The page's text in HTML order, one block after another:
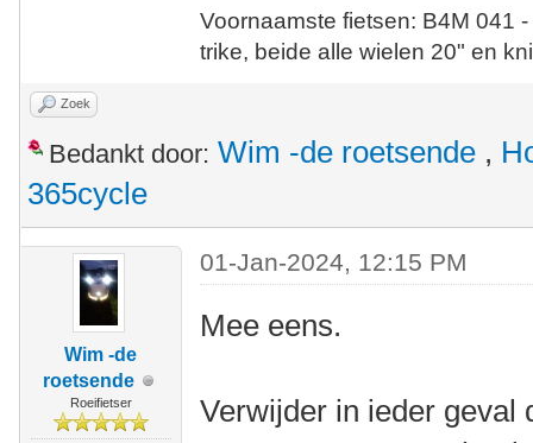
Voornaamste fietsen: B4M
trike, beide alle wielen 20" en
Zoek
Bedankt door: Wim -de roetsende ,
365cycle
Wim -de
roetsende
Roeifietser
01-Jan-2024, 12:15 PM
Mee eens.
Verwijder in ieder geval